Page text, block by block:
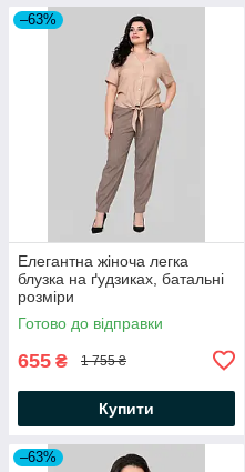
–63%
Елегантна жіноча легка
блузка на ґудзиках, батальні
розміри
Готово до відправки
655 ₴ 1 755 ₴
Купити
–63%